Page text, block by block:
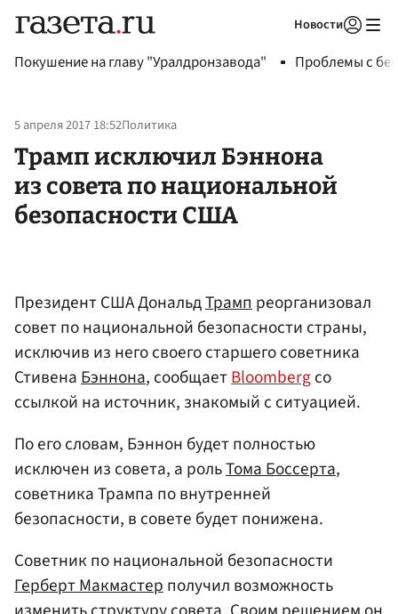
Новости
Покушение на главу "Уралдронзавода" Проблемы с
5 апреля 2017 18:52Политика
Трамп исключил Бэннона
из совета по национальной
безопасности США
Президент США ДональдТрампреорганизовал
совет по национальной безопасности страны,
исключив из него своего старшего советника
СтивенаБэннона, сообщаетBloombergсо
ссылкой на источник, знакомый с ситуацией.
По его словам, Бэннон будет полностью
исключен из совета, а рольТома Боссерта,
советника Трампа по внутренней
безопасности, в совете будет понижена.
Советник по национальной безопасности
Герберт Макмастерполучил возможность